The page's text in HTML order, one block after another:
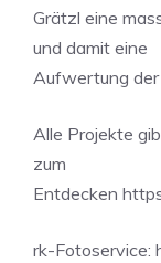
Grätzl eine
und damit eine
Aufwertung
Alle Projekte
zum
Entdecken
rk-Fotoservice: